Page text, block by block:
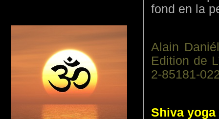
fond en la
Alain
Edition de
2-85181-
Shiva